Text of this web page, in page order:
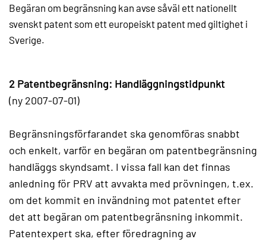
Begäran om begränsning kan avse såväl ett nationellt
svenskt patent som ett europeiskt patent med giltighet i
Sverige.
2 Patentbegränsning: Handläggningstidpunkt
(ny 2007-07-01)
Begränsningsförfarandet ska genomföras snabbt
och enkelt, varför en begäran om patentbegränsning
handläggs skyndsamt. I vissa fall kan det finnas
anledning för PRV att avvakta med prövningen, t.ex.
om det kommit en invändning mot patentet efter
det att begäran om patentbegränsning inkommit.
Patentexpert ska, efter föredragning av